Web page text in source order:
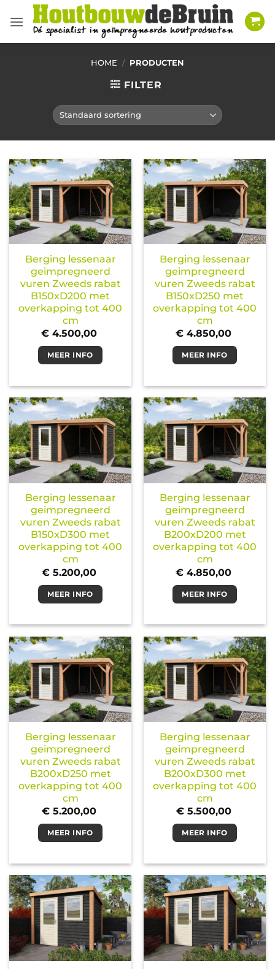
naar
HOME / PRODUCTEN
FILTER
Berging lessenaar
geimpregneerd
vuren Zweeds rabat
B150xD200 met
overkapping tot 400
cm
€ 4.500,00
MEER INFO
Berging lessenaar
geimpregneerd
vuren Zweeds rabat
B150xD250 met
overkapping tot 400
cm
€ 4.850,00
MEER INFO
Berging lessenaar
geimpregneerd
vuren Zweeds rabat
B150xD300 met
overkapping tot 400
cm
€ 5.200,00
MEER INFO
Berging lessenaar
geimpregneerd
vuren Zweeds rabat
B200xD200 met
overkapping tot 400
cm
€ 4.850,00
MEER INFO
Berging lessenaar
geimpregneerd
vuren Zweeds rabat
B200xD250 met
overkapping tot 400
cm
€ 5.200,00
MEER INFO
Berging lessenaar
geimpregneerd
vuren Zweeds rabat
B200xD300 met
overkapping tot 400
cm
€5.500,00
MEER INFO